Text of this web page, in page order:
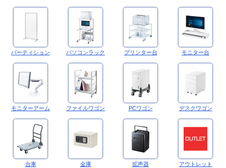
パーティション パソコンラック プリンター台 モニター台
モニターアーム ファイルワゴン PCワゴン デスクワゴン
台車 金庫 拡声器 アウトレット